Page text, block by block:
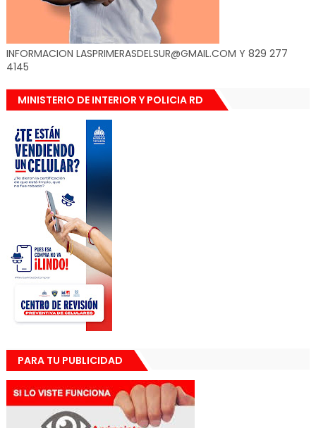
INFORMACION LASPRIMERASDELSUR@GMAIL.COM Y 829 277
4145
MINISTERIO DE INTERIOR Y POLICIA RD
PARA TU PUBLICIDAD